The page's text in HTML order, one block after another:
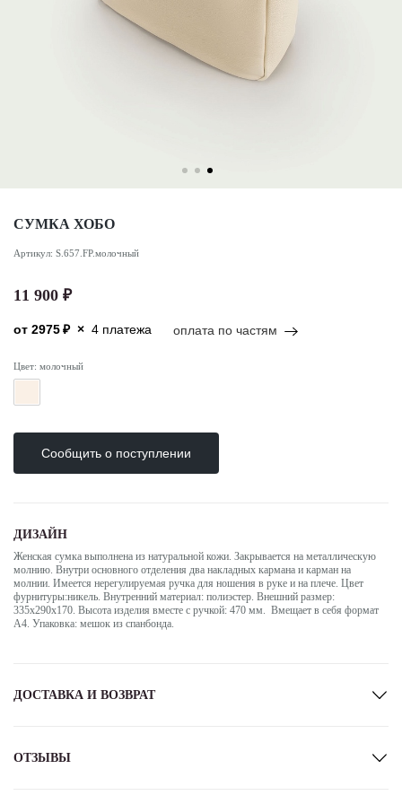
СУМКА ХОБО
Артикул: S.657.FP.молочный
11 900 ₽
от 2975₽ × 4 платежа оплата по частям
Цвет: молочный
Сообщить о поступлении
ДИЗАЙН
Женская сумка выполнена из натуральной кожи. Закрывается на металлическую
молнию. Внутри основного отделения два накладных кармана и карман на
молнии. Имеется нерегулируемая ручка для ношения в руке и на плече. Цвет
фурнитуры:никель. Внутренний материал: полиэстер. Внешний размер:
335х290х170. Высота изделия вместе с ручкой: 470 мм. Вмещает в себя формат
А4. Упаковка: мешок из спанбонда.
ДОСТАВКА И ВОЗВРАТ
Информация об оплате
ОТЗЫВЫ